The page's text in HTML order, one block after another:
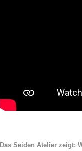
Das Seiden Atelier zeigt: